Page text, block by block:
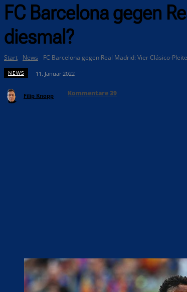
FC Barcelona gegen
diesmal?
Start News FC Barcelona gegen Real Madrid: Vier Clásico-
NEWS 11. Januar 2022
Filip Knopp Kommentare39